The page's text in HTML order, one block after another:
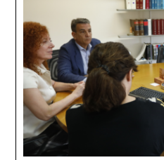
School se convirtió
internacionales de la
en una ceremonia
con 44 grados y más
Ricardo Navarro,
Generac Power
y antiguo alumno...